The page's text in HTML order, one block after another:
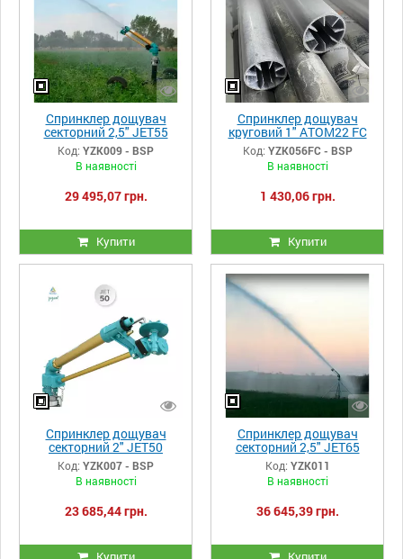
Спринклер дощувач
секторний 2,5" JET55
Yuzuak
Код: YZK009 - BSP
В наявності
29 495,07 грн.
Купити
Спринклер дощувач
круговий 1" ATOM22 FC
бронзовий фіксатор
Код: YZK056FC - BSP
В наявності
1 430,06 грн.
Купити
Спринклер дощувач
секторний 2" JET50
Yuzuak
Код: YZK007 - BSP
В наявності
23 685,44 грн.
Спринклер дощувач
секторний 2,5" JET65
Yuzuak
Код: YZK011
В наявності
36 645,39 грн.